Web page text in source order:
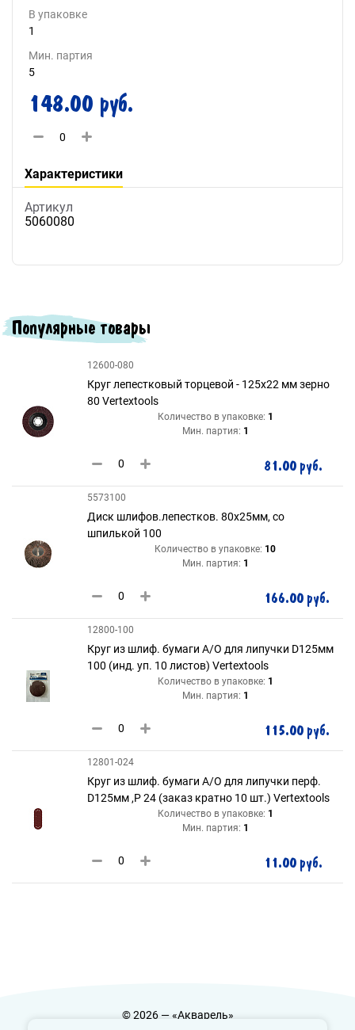
В упаковке
1
Мин. партия
5
148.00 руб.
Характеристики
Артикул
5060080
Популярные товары
12600-080
Круг лепестковый торцевой - 125х22 мм зерно
80 Vertextools
Количество в упаковке: 1
Мин. партия: 1
81.00 руб.
5573100
Диск шлифов.лепестков. 80х25мм, со
шпилькой 100
Количество в упаковке: 10
Мин. партия: 1
166.00 руб.
12800-100
Круг из шлиф. бумаги А/О для липучки D125мм
100 (инд. уп. 10 листов) Vertextools
Количество в упаковке: 1
Мин. партия: 1
115.00 руб.
12801-024
Круг из шлиф. бумаги А/О для липучки перф.
D125мм ,Р 24 (заказ кратно 10 шт.) Vertextools
Количество в упаковке: 1
Мин. партия: 1
11.00 руб.
© 2026 — «Акварель»